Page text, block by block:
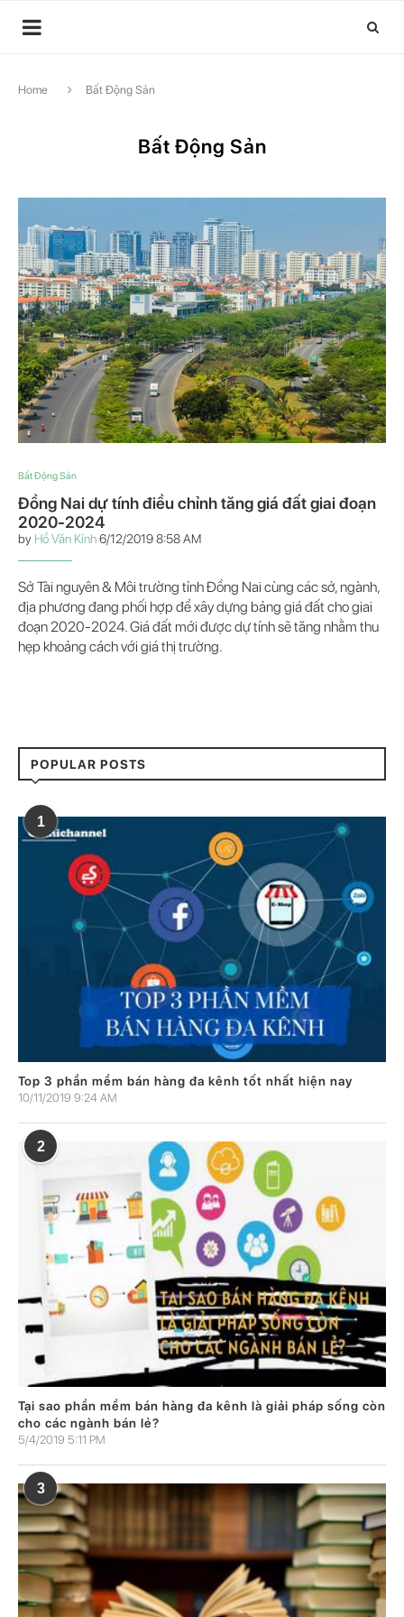
Home Bất Động Sản
Bất Động Sản
Bất Động Sản
Đồng Nai dự tính điều chỉnh tăng giá đất giai đoạn
2020-2024
by Hồ Văn Kính6/12/2019 8:58 AM
Sở Tài nguyên & Môi trường tỉnh Đồng Nai cùng các sở, ngành,
địa phương đang phối hợp để xây dựng bảng giá đất cho giai
đoạn 2020-2024. Giá đất mới được dự tính sẽ tăng nhằm thu
hẹp khoảng cách với giá thị trường.
POPULAR POSTS
1
Top 3 phần mềm bán hàng đa kênh tốt nhất hiện nay
10/11/2019 9:24 AM
2
Tại sao phần mềm bán hàng đa kênh là giải pháp sống còn
cho các ngành bán lẻ?
5/4/2019 5:11 PM
3